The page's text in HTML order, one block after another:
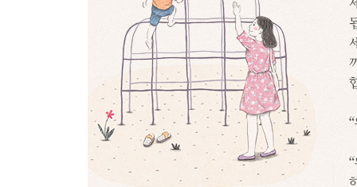
“매일 게임만 해?”
문제점을 과장해서 지적하면 결코 도움이 되지 않
은근히 모욕하는 말
“바보도 아니고 왜 그래?”
독화살을 쏘는 것은 아닌지 점검하세요
CHAPTER 8
때리고 야단친 게 제일 미안합니다
아이의 삶을 망치는 말